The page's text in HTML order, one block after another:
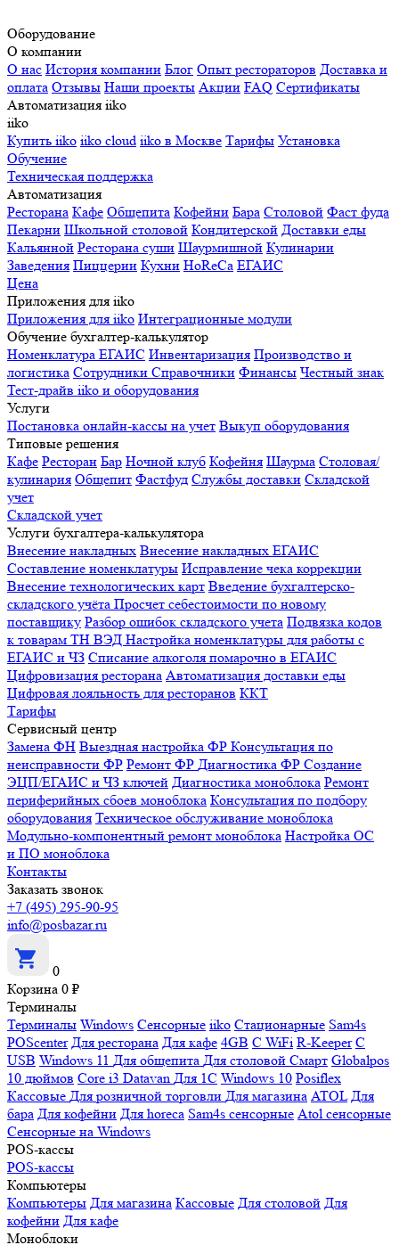
Оборудование
О компании
О нас История компании Блог Опыт рестораторов Доставка и
оплата Отзывы Наши проекты Акции FAQ Сертификаты
Автоматизация iiko
iiko
Купить iiko iiko cloud iiko в Москве Тарифы Установка
Обучение
Техническая поддержка
Автоматизация
Ресторана Кафе Общепита Кофейни Бара Столовой Фаст фуда
Пекарни Школьной столовой Кондитерской Доставки еды
Кальянной Ресторана суши Шаурмишной Кулинарии
Заведения Пиццерии Кухни HoReCa ЕГАИС
Цена
Приложения для iiko
Приложения для iiko Интеграционные модули
Обучение бухгалтер-калькулятор
Номенклатура ЕГАИС Инвентаризация Производство и
логистика Сотрудники Справочники Финансы Честный знак
Тест-драйв iiko и оборудования
Услуги
Постановка онлайн-кассы на учет Выкуп оборудования
Типовые решения
Кафе Ресторан Бар Ночной клуб Кофейня Шаурма Столовая/
кулинария Общепит Фастфуд Службы доставки Складской
учет
Складской учет
Услуги бухгалтера-калькулятора
Внесение накладных Внесение накладных ЕГАИС
Составление номенклатуры Исправление чека коррекции
Внесение технологических карт Введение бухгалтерско-
складского учёта Просчет себестоимости по новому
поставщику Разбор ошибок складского учета Подвязка кодов
к товарам ТН ВЭД Настройка номенклатуры для работы с
ЕГАИС и ЧЗ Списание алкоголя помарочно в ЕГАИС
Цифровизация ресторана Автоматизация доставки еды
Цифровая лояльность для ресторанов ККТ
Тарифы
Сервисный центр
Замена ФН Выездная настройка ФР Консультация по
неисправности ФР Ремонт ФР Диагностика ФР Создание
ЭЦП/ЕГАИС и ЧЗ ключей Диагностика моноблока Ремонт
периферийных сбоев моноблока Консультация по подбору
оборудования Техническое обслуживание моноблока
Модульно-компонентный ремонт моноблока Настройка ОС
и ПО моноблока
Контакты
Заказать звонок
+7 (495) 295-90-95
info@posbazar.ru
0
Корзина 0 ₽
Терминалы
Терминалы Windows Сенсорные iiko Стационарные Sam4s
POScenter Для ресторана Для кафе 4GB С WiFi R-Keeper С
USB Windows 11 Для общепита Для столовой Смарт Globalpos
10 дюймов Core i3 Datavan Для 1С Windows 10 Posiflex
Кассовые Для розничной торговли Для магазина ATOL Для
бара Для кофейни Для horeca Sam4s сенсорные Atol сенсорные
Сенсорные на Windows
POS-кассы
POS-кассы
Компьютеры
Компьютеры Для магазина Кассовые Для столовой Для
кофейни Для кафе
Моноблоки